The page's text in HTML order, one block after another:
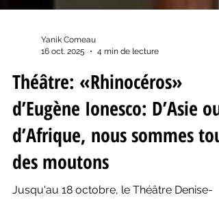
16 oct. 2025
4 min de lecture
Théâtre: «Rhinocéros»
d’Eugène Ionesco: D’Asie ou
d’Afrique, nous sommes tous
des moutons